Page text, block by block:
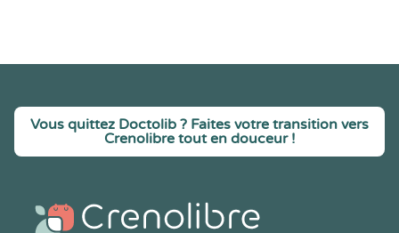
Vous quittez Doctolib ? Faites votre transition vers
Crenolibre tout en douceur !